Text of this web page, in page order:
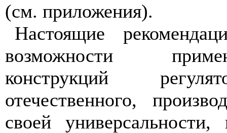
(см. приложения).
Настоящие
возможности
конструкций
отечественного,
своей